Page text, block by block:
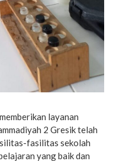
layanan
2 Gresik telah
fasilitas sekolah
yang baik dan